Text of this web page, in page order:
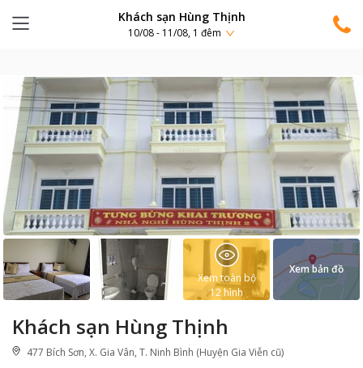
Khách sạn Hùng Thịnh
10/08 - 11/08, 1 đêm
Khách sạn Hùng Thịnh
477 Bích Sơn, X. Gia Vân, T. Ninh Bình (Huyện Gia Viễn cũ)
Xem toàn bộ
12hình
Xem bản đồ